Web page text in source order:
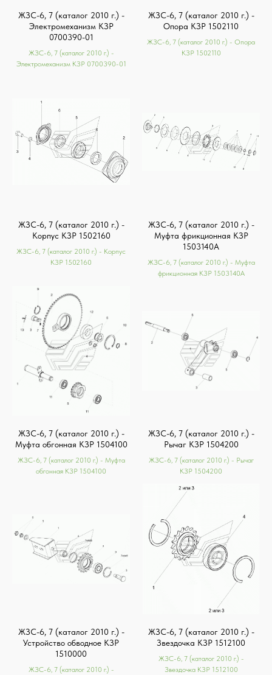
ЖЗС-6, 7 (каталог 2010 г.) -
Электромеханизм КЗР
0700390-01
ЖЗС-6, 7 (каталог 2010 г.) -
Электромеханизм КЗР 0700390-01
ЖЗС-6, 7 (каталог 2010 г.) -
Опора КЗР 1502110
ЖЗС-6, 7 (каталог 2010 г.) - Опора
КЗР 1502110
ЖЗС-6, 7 (каталог 2010 г.) -
Корпус КЗР 1502160
ЖЗС-6, 7 (каталог 2010 г.) - Корпус
КЗР 1502160
ЖЗС-6, 7 (каталог 2010 г.) -
Муфта фрикционная КЗР
1503140А
ЖЗС-6, 7 (каталог 2010 г.) - Муфта
фрикционная КЗР 1503140А
ЖЗС-6, 7 (каталог 2010 г.) -
Муфта обгонная КЗР 1504100
ЖЗС-6, 7 (каталог 2010 г.) - Муфта
обгонная КЗР 1504100
ЖЗС-6, 7 (каталог 2010 г.) -
Рычаг КЗР 1504200
ЖЗС-6, 7 (каталог 2010 г.) - Рычаг
КЗР 1504200
ЖЗС-6, 7 (каталог 2010 г.) -
Устройство обводное КЗР
1510000
ЖЗС-6, 7 (каталог 2010 г.) -
ЖЗС-6, 7 (каталог 2010 г.) -
Звездочка КЗР 1512100
ЖЗС-6, 7 (каталог 2010 г.) -
Звездочка КЗР 1512100